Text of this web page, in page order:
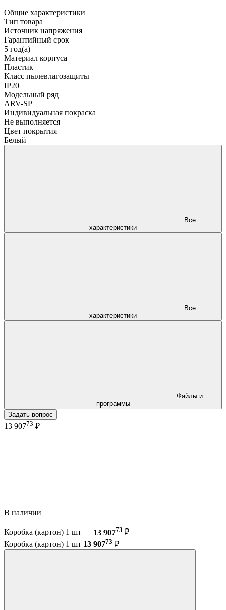
Общие характеристики
Тип товара
Источник напряжения
Гарантийный срок
5 год(а)
Материал корпуса
Пластик
Класс пылевлагозащиты
IP20
Модельный ряд
ARV-SP
Индивидуальная покраска
Не выполняется
Цвет покрытия
Белый
характеристики
характеристики
программы
Задать вопрос
13 90773 ₽
В наличии
Коробка (картон) 1 шт — 13 90773 ₽
Коробка (картон) 1 шт 13 90773 ₽